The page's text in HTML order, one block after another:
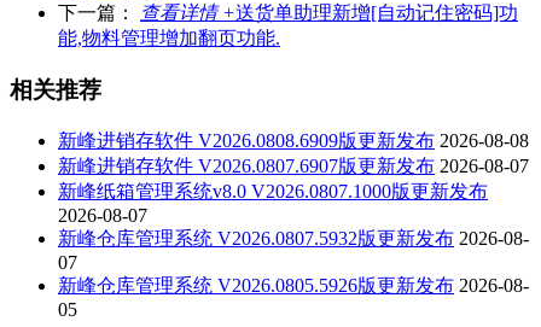
下一篇：
查看详情 +送货单助理新增[自动记住密码]功
能,物料管理增加翻页功能.
相关推荐
新峰进销存软件 V2026.0808.6909版更新发布 2026-08-08
新峰进销存软件 V2026.0807.6907版更新发布 2026-08-07
新峰纸箱管理系统v8.0 V2026.0807.1000版更新发布
2026-08-07
新峰仓库管理系统 V2026.0807.5932版更新发布 2026-08-
07
新峰仓库管理系统 V2026.0805.5926版更新发布 2026-08-
05